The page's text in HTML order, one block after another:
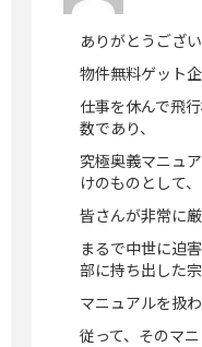
ありがとうござい
物件無料ゲット企
仕事を休んで飛
数であり、
究極奥義マニュ
けのものとして、
皆さんが非常に厳
まるで中世に迫
部に持ち出した
マニュアルを扱わ
従って、そのマ